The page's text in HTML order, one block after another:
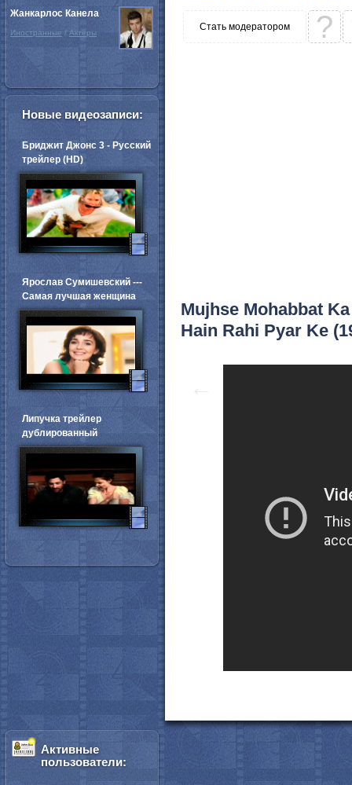
Стать модератором ?
Mujhse Mohabbat
Hain Rahi Pyar Ke
Жанкарлос Канела
Иностранные / Актёры
Новые видеозаписи:
Бриджит Джонс 3 - Русский
трейлер (HD)
Ярослав Сумишевский ---
Самая лучшая женщина
Липучка трейлер
дублированный
Активные
пользователи: